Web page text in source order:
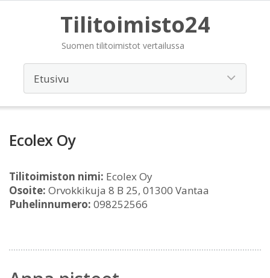
Tilitoimisto24
Suomen tilitoimistot vertailussa
Ecolex Oy
Tilitoimiston nimi: Ecolex Oy
Osoite: Orvokkikuja 8 B 25, 01300 Vantaa
Puhelinnumero: 098252566